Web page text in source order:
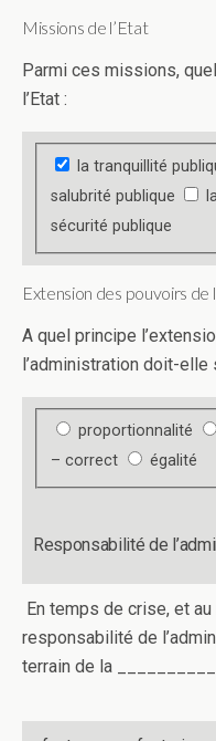
Missions de l’Etat
Parmi ces missions,
l’Etat :
la tranquillité
salubrité publique
sécurité publique
Extension des pouvoirs de
A quel principe
l’administration doit-elle
proportionnalité
– correct
égalité
Responsabilité de
En temps de crise, et
responsabilité de
terrain de la